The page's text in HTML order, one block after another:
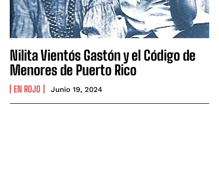
Nilita Vientós Gastón y el Código de
Menores de Puerto Rico
EN ROJO Junio 19, 2024